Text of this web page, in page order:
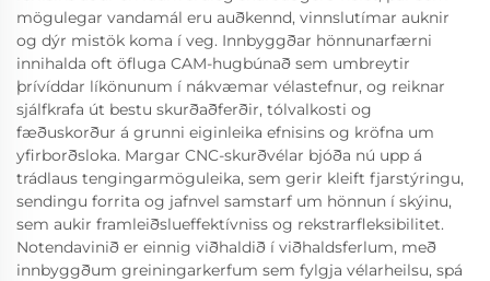
mögulegar vandamál eru auðkennd, vinnslutímar auknir
og dýr mistök koma í veg. Innbyggðar hönnunarfærni
innihalda oft öfluga CAM-hugbúnað sem umbreytir
þrívíddar líkönunum í nákvæmar vélastefnur, og reiknar
sjálfkrafa út bestu skurðaðferðir, tólvalkosti og
fæðuskorður á grunni eiginleika efnisins og kröfna um
yfirborðsloka. Margar CNC-skurðvélar bjóða nú upp á
trádlaus tengingarmöguleika, sem gerir kleift fjarstýringu,
sendingu forrita og jafnvel samstarf um hönnun í skýinu,
sem aukir framleiðslueffektívniss og rekstrarfleksibilitet.
Notendavinið er einnig viðhaldið í viðhaldsferlum, með
innbyggðum greiningarkerfum sem fylgja vélarheilsu, spá